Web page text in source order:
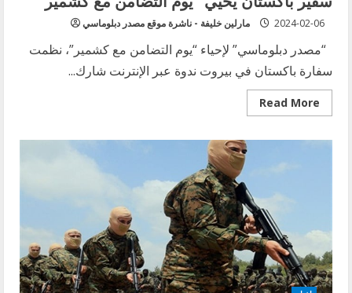
مارلين خليفة - ناشرة موقع مصدر دبلوماسي 2024-02-06
“مصدر دبلوماسي” لإحياء “يوم التضامن مع كشمير”، نظمت
سفارة باكستان في بيروت ندوة عبر الإنترنت شارك...
Read More
Read
more
باكستان
يحيي
“يوم
التضامن
كشمير”